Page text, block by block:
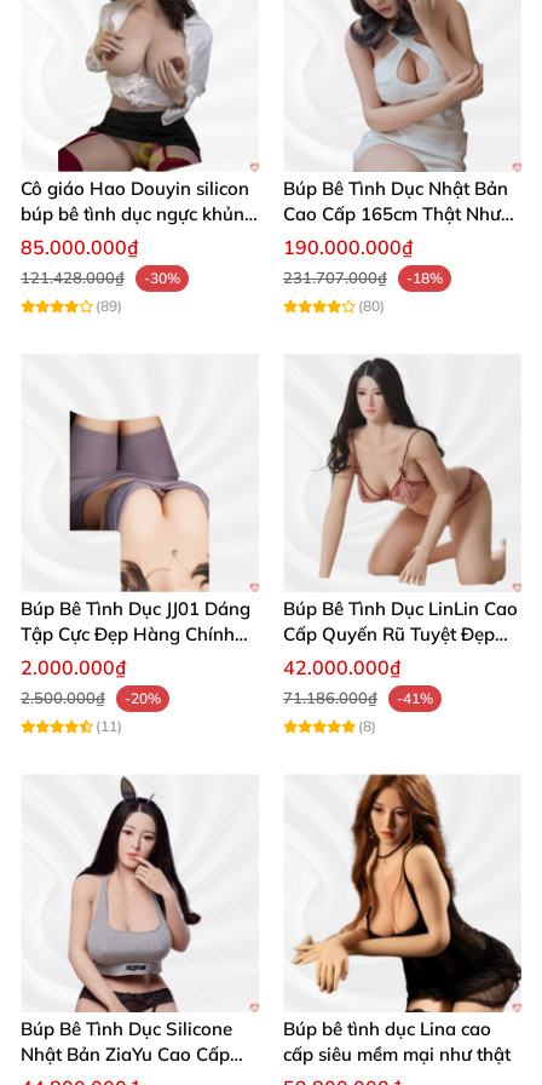
Búp bê Ichinomiya đẹp độc đáo mua ngay giá tốt
Búp bê Ichinomiya đẹp độc đáo mua ngay giá tốt
Búp bê Ichinomiya đẹp độc đáo mua ngay giá tốt
Cô giáo Hao Douyin silicon
búp bê tình dục ngực khủng
Starpery
85.000.000₫
121.428.000₫
-30%
(89)
Búp Bê Tình Dục Nhật Bản
Cao Cấp 165cm Thật Như
Người Thật
190.000.000₫
231.707.000₫
-18%
(80)
Búp Bê Tình Dục JJ01 Dáng
Tập Cực Đẹp Hàng Chính
Hãng
2.000.000₫
2.500.000₫
-20%
(11)
Búp Bê Tình Dục LinLin Cao
Cấp Quyến Rũ Tuyệt Đẹp
Mua Ngay
42.000.000₫
71.186.000₫
-41%
(8)
Búp Bê Tình Dục Silicone
Nhật Bản ZiaYu Cao Cấp
Chính Hãng
Búp bê tình dục Lina cao
cấp siêu mềm mại như thật